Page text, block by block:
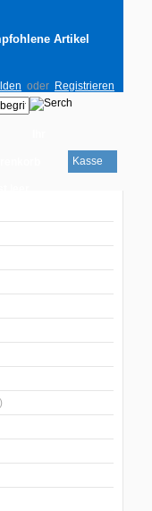
Artikel
oder Registrieren
Kasse